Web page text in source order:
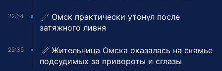
22:54
Омск практически утонул после
затяжного ливня
22:35
Жительница Омска оказалась на скамье
подсудимых за привороты и сглазы